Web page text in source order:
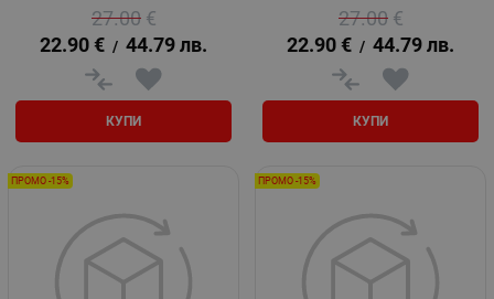
27.00 €
22.90 € / 44.79 лв.
КУПИ
27.00 €
22.90 € / 44.79 лв.
КУПИ
ПРОМО -15% ПРОМО -15%